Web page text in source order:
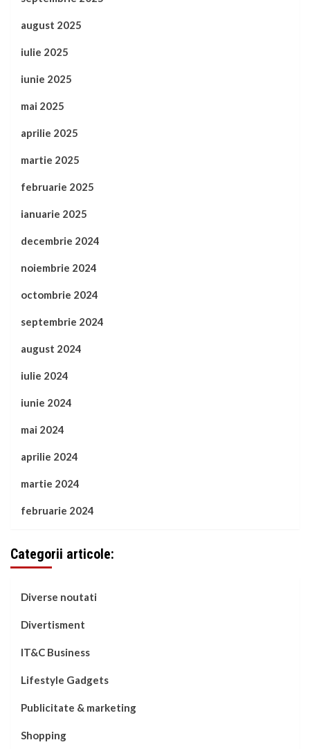
august 2025
iulie 2025
iunie 2025
mai 2025
aprilie 2025
martie 2025
februarie 2025
ianuarie 2025
decembrie 2024
noiembrie 2024
octombrie 2024
septembrie 2024
august 2024
iulie 2024
iunie 2024
mai 2024
aprilie 2024
martie 2024
februarie 2024
Categorii articole:
Diverse noutati
Divertisment
IT&C Business
Lifestyle Gadgets
Publicitate & marketing
Shopping